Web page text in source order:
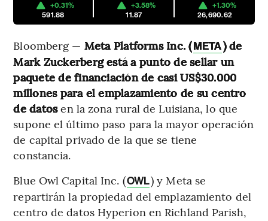
+0.31%
591.88
+3.58%
11.87
+1.30%
26,690.62
Bloomberg — Meta Platforms Inc. (META) de
Mark Zuckerberg está a punto de sellar un
paquete de financiación de casi US$30.000
millones para el emplazamiento de su centro
de datosen la zona rural de Luisiana, lo que
supone el último paso para la mayor operación
de capital privado de la que se tiene
constancia.
Blue Owl Capital Inc. (OWL) y Meta se
repartirán la propiedad del emplazamiento del
centro de datos Hyperion en Richland Parish,